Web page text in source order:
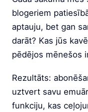
blogeriem
aptauju, bet gan
darāt? Kas jūs
pēdējos mēnešos
Rezultāts:
uztvert savu
funkciju, kas